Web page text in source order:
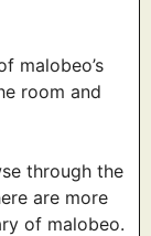
malobeo’s
room and
through the
are more
of malobeo.